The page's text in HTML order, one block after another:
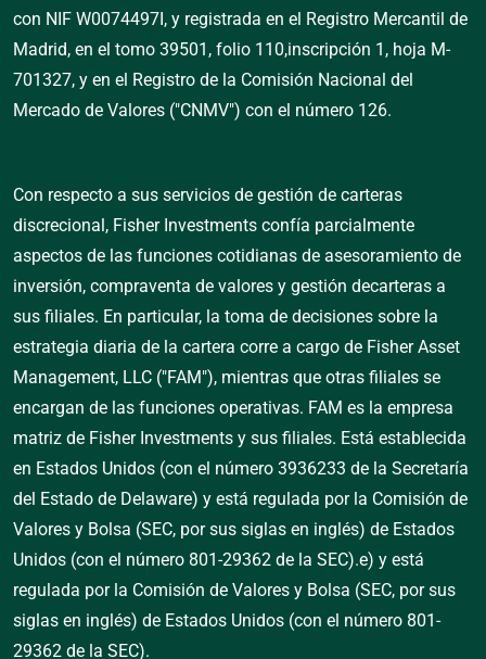
con NIF W0074497I, y registrada en el Registro Mercantil de
Madrid, en el tomo 39501, folio 110,inscripción 1, hoja M-
701327, y en el Registro de la Comisión Nacional del
Mercado de Valores ("CNMV") con el número 126.
Con respecto a sus servicios de gestión de carteras
discrecional, Fisher Investments confía parcialmente
aspectos de las funciones cotidianas de asesoramiento de
inversión, compraventa de valores y gestión decarteras a
sus filiales. En particular, la toma de decisiones sobre la
estrategia diaria de la cartera corre a cargo de Fisher Asset
Management, LLC ("FAM"), mientras que otras filiales se
encargan de las funciones operativas. FAM es la empresa
matriz de Fisher Investments y sus filiales. Está establecida
en Estados Unidos (con el número 3936233 de la Secretaría
del Estado de Delaware) y está regulada por la Comisión de
Valores y Bolsa (SEC, por sus siglas en inglés) de Estados
Unidos (con el número 801-29362 de la SEC).e) y está
regulada por la Comisión de Valores y Bolsa (SEC, por sus
siglas en inglés) de Estados Unidos (con el número 801-
29362 de la SEC).